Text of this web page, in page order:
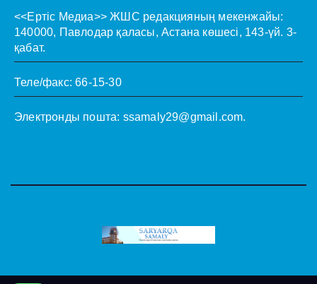
<<Ертіс Медиа>> ЖШС редакцияның мекенжайы:
140000, Павлодар қаласы, Астана көшесі, 143-үй. 3-
қабат.
Теле/факс: 66-15-30
Электронды пошта: ssamaly29@gmail.com.